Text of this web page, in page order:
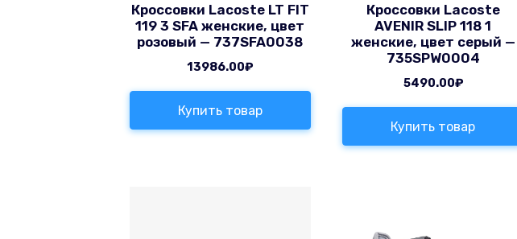
Кроссовки Lacoste LT FIT
119 3 SFA женские, цвет
розовый — 737SFA0038
13986.00₽
Купить товар
Кроссовки Lacoste
AVENIR SLIP 118 1
женские, цвет серый —
735SPW0004
5490.00₽
Купить товар